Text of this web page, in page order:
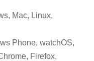
Mac, Linux,
Phone, watchOS,
Firefox,